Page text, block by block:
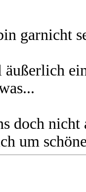
garnicht
äußerlich
doch nicht
um